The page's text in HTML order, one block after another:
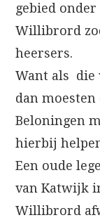
gebied
Willibrord
heersers.
Want als die
dan
Beloningen
hierbij
Een oude
van Katwijk
Willibrord